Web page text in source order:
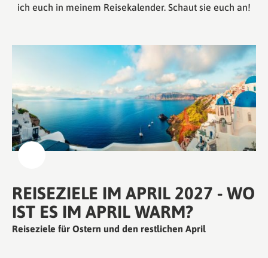
ich euch in meinem Reisekalender. Schaut sie euch an!
REISEZIELE IM APRIL 2027 - WO
IST ES IM APRIL WARM?
Reiseziele für Ostern und den restlichen April